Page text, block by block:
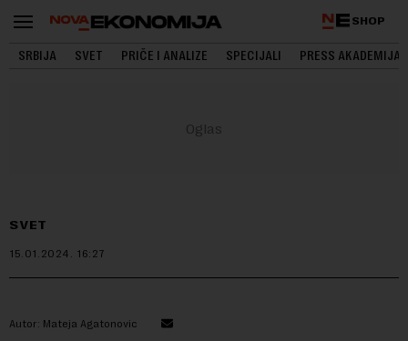
SHOP
SRBIJA SVET PRIČE I ANALIZE SPECIJALI PRESS AKADEMIJA
SVET
15.01.2024. 16:27
Autor: Mateja Agatonovic